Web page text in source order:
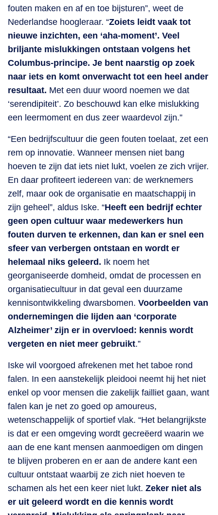
fouten maken en af en toe bijsturen”, weet de
Nederlandse hoogleraar. “Zoiets leidt vaak tot
nieuwe inzichten, een ‘aha-moment’. Veel
briljante mislukkingen ontstaan volgens het
Columbus-principe. Je bent naarstig op zoek
naar iets en komt onverwacht tot een heel ander
resultaat. Met een duur woord noemen we dat
‘serendipiteit’. Zo beschouwd kan elke mislukking
een leermoment en dus zeer waardevol zijn.”
“Een bedrijfscultuur die geen fouten toelaat, zet een
rem op innovatie. Wanneer mensen niet bang
hoeven te zijn dat iets niet lukt, voelen ze zich vrijer.
En daar profiteert iedereen van: de werknemers
zelf, maar ook de organisatie en maatschappij in
zijn geheel”, aldus Iske. “Heeft een bedrijf echter
geen open cultuur waar medewerkers hun
fouten durven te erkennen, dan kan er snel een
sfeer van verbergen ontstaan en wordt er
helemaal niks geleerd. Ik noem het
georganiseerde domheid, omdat de processen en
organisatiecultuur in dat geval een duurzame
kennisontwikkeling dwarsbomen. Voorbeelden van
ondernemingen die lijden aan ‘corporate
Alzheimer’ zijn er in overvloed: kennis wordt
vergeten en niet meer gebruikt.”
Iske wil voorgoed afrekenen met het taboe rond
falen. In een aanstekelijk pleidooi neemt hij het niet
enkel op voor mensen die zakelijk failliet gaan, want
falen kan je net zo goed op amoureus,
wetenschappelijk of sportief vlak. “Het belangrijkste
is dat er een omgeving wordt gecreëerd waarin we
aan de ene kant mensen aanmoedigen om dingen
te blijven proberen en er aan de andere kant een
cultuur ontstaat waarbij ze zich niet hoeven te
schamen als het een keer niet lukt. Zeker niet als
er uit geleerd wordt en die kennis wordt